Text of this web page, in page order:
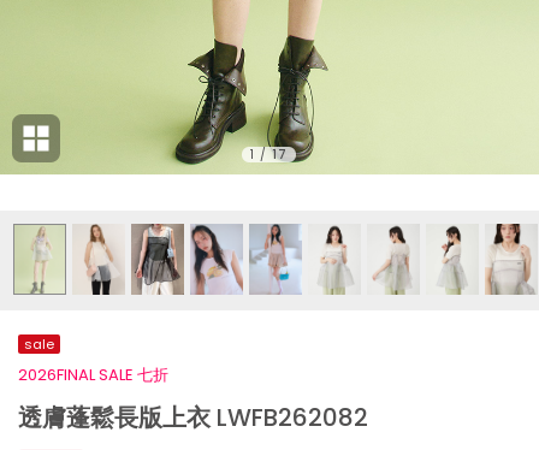
1 /17
sale
2026FINAL SALE 七折
透膚蓬鬆長版上衣 LWFB262082